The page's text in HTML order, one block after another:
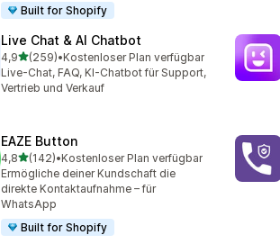
Built for Shopify
Live Chat & AI Chatbot
4,9von 5 Sternen
(259)
259 Rezensionen insgesamt
•Kostenloser Plan verfügbar
Live-Chat, FAQ, KI-Chatbot für Support,
Vertrieb und Verkauf
EAZE Button
4,8von 5 Sternen
(142)
142 Rezensionen insgesamt
•Kostenloser Plan verfügbar
Ermögliche deiner Kundschaft die
direkte Kontaktaufnahme – für
WhatsApp
Built for Shopify